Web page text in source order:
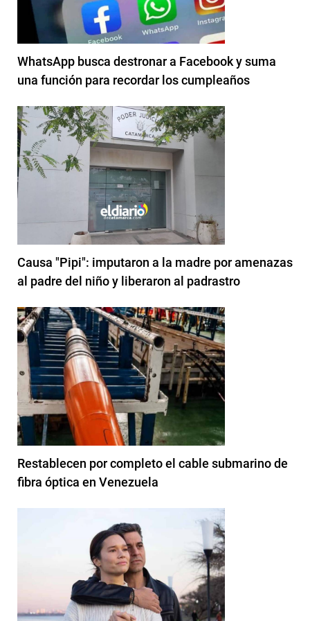
WhatsApp busca destronar a Facebook y suma
una función para recordar los cumpleaños
Causa "Pipi": imputaron a la madre por amenazas
al padre del niño y liberaron al padrastro
Restablecen por completo el cable submarino de
fibra óptica en Venezuela